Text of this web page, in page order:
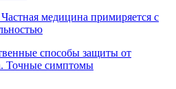
медицина примиряется с
способы защиты от
Точные симптомы